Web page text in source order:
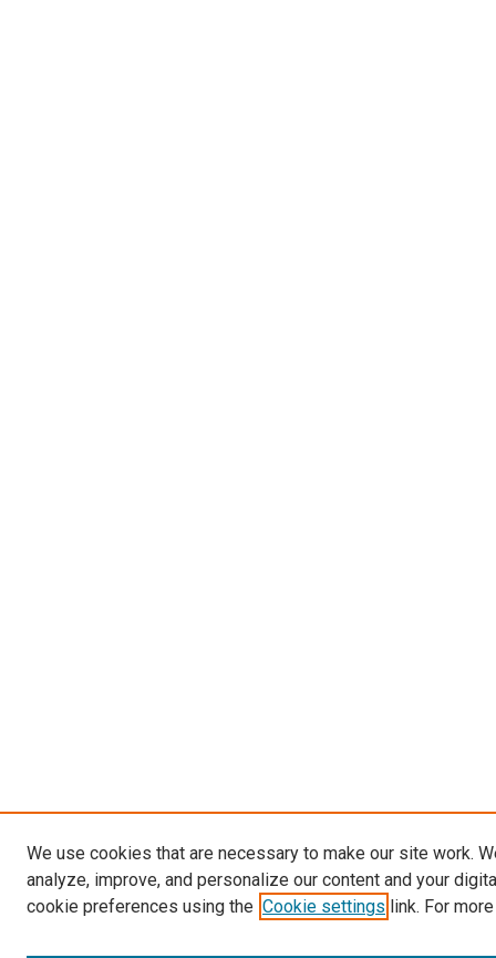
We use cookies that are necessary to make our site work.
analyze, improve, and personalize our content and your
cookie preferences using the Cookie settings link. For